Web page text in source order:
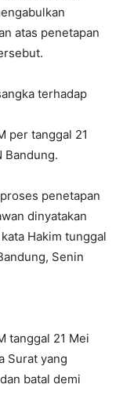
atas penetapan
terhadap
per tanggal 21
Bandung.
penetapan
dinyatakan
Hakim tunggal
Senin
tanggal 21 Mei
Surat yang
batal demi